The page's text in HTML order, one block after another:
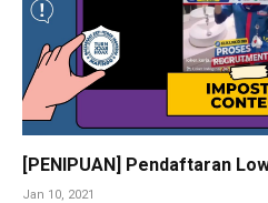
[PENIPUAN] Pendaftaran
Jan 10, 2021